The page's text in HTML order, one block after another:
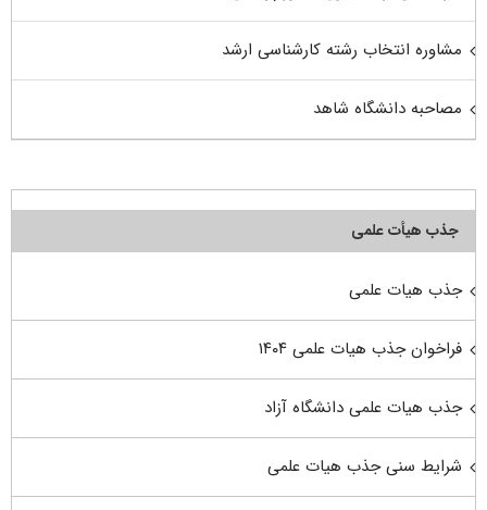
مشاوره انتخاب رشته کارشناسی ارشد
مصاحبه دانشگاه شاهد
جذب هیأت علمی
جذب هیات علمی
فراخوان جذب هیات علمی ۱۴۰۴
جذب هیات علمی دانشگاه آزاد
شرایط سنی جذب هیات علمی